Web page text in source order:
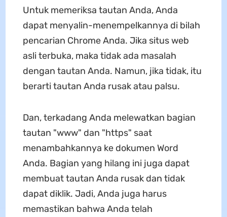
Untuk memeriksa tautan Anda, Anda
dapat menyalin-menempelkannya di bilah
pencarian Chrome Anda. Jika situs web
asli terbuka, maka tidak ada masalah
dengan tautan Anda. Namun, jika tidak, itu
berarti tautan Anda rusak atau palsu.
Dan, terkadang Anda melewatkan bagian
tautan "www" dan "https" saat
menambahkannya ke dokumen Word
Anda. Bagian yang hilang ini juga dapat
membuat tautan Anda rusak dan tidak
dapat diklik. Jadi, Anda juga harus
memastikan bahwa Anda telah